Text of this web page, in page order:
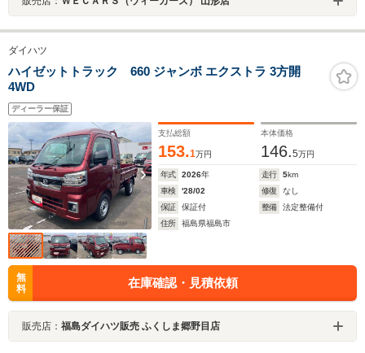
ダイハツ
ハイゼットトラック 660 ジャンボ エクストラ 3方開
4WD
ディーラー保証
支払総額
153.1万円
本体価格
146.5万円
年式 2026年 走行 5km
車検
'28/02 修復
なし
保証
保証付 整備
法定整備付
住所
福島県福島市
無
料
在庫確認・見積依頼
販売店： 福島ダイハツ販売 ふくしま郷野目店